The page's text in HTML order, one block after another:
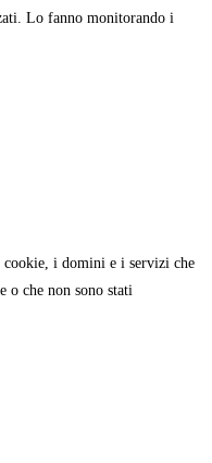
Lo fanno monitorando i
i domini e i servizi che
o che non sono stati